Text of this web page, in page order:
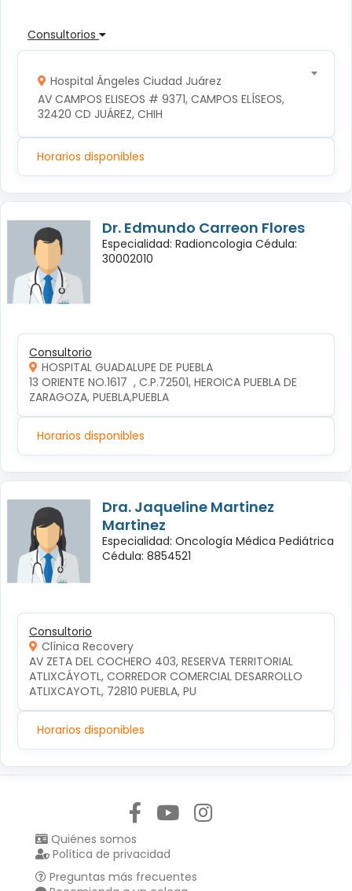
Consultorios
Hospital Ángeles Ciudad Juárez
AV CAMPOS ELISEOS # 9371, CAMPOS ELÍSEOS,
32420 CD JUÁREZ, CHIH
Horarios disponibles
Dr. Edmundo Carreon Flores
Especialidad: Radioncologia Cédula:
30002010
Consultorio
HOSPITAL GUADALUPE DE PUEBLA
13 ORIENTE NO.1617  , C.P.72501, HEROICA PUEBLA DE
ZARAGOZA, PUEBLA,PUEBLA
Horarios disponibles
Dra. Jaqueline Martinez
Martinez
Especialidad: Oncología Médica Pediátrica
Cédula: 8854521
Consultorio
Clínica Recovery
AV ZETA DEL COCHERO 403, RESERVA TERRITORIAL
ATLIXCÁYOTL, CORREDOR COMERCIAL DESARROLLO
ATLIXCAYOTL, 72810 PUEBLA, PU
Horarios disponibles
Quiénes somos
Política de privacidad
Preguntas más frecuentes